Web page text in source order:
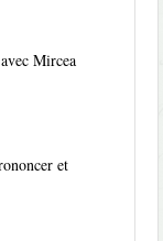
Mircea
et